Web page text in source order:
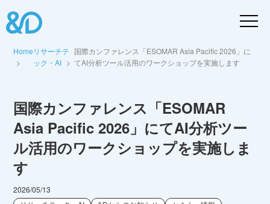
Homeリサーチテ
ック・AI
国際カンファレンス「ESOMAR Asia Pacific 2026」に
てAI分析ツール活用のワークショップを実施します
国際カンファレンス「ESOMAR
Asia Pacific 2026」にてAI分析ツー
ル活用のワークショップを実施しま
す
2026/05/13